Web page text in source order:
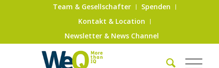
Team & Gesellschafter
Spenden
Kontakt & Location
Newsletter & News Channel